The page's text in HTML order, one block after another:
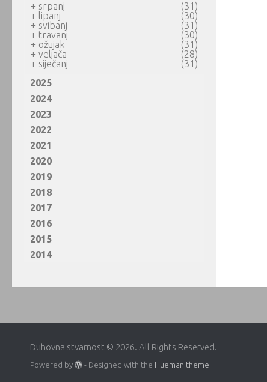
+ srpanj
(31)
+ lipanj
(30)
+ svibanj
(31)
+ travanj
(30)
+ ožujak
(31)
+ veljača
(28)
+ siječanj
(31)
2025
2024
2023
2022
2021
2020
2019
2018
2017
2016
2015
2014
Duhovna stvarnost © 2026. All Rights Reserved.
Powered by - Designed with the Hueman theme